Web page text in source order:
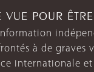
VUE POUR
à de
internationale et